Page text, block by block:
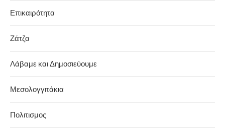
Επικαιρότητα
Ζάτζα
Λάβαμε και Δημοσιεύουμε
Μεσολογγιτάκια
Πολιτισμος